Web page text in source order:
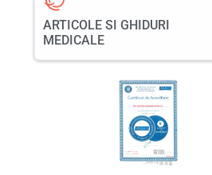
ARTICOLE SI GHIDURI
MEDICALE